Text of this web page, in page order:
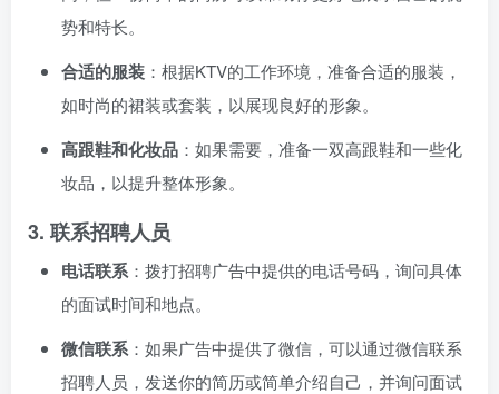
势和特长。
合适的服装 ：根据KTV的工作环境，准备合适的服装，
如时尚的裙装或套装，以展现良好的形象。
高跟鞋和化妆品 ：如果需要，准备一双高跟鞋和一些化
妆品，以提升整体形象。
3. 联系招聘人员
电话联系 ：拨打招聘广告中提供的电话号码，询问具体
的面试时间和地点。
微信联系 ：如果广告中提供了微信，可以通过微信联系
招聘人员，发送你的简历或简单介绍自己，并询问面试